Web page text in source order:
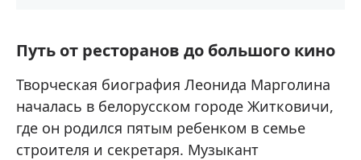
Путь от ресторанов до большого кино
Творческая биография Леонида Марголина
началась в белорусском городе Житковичи,
где он родился пятым ребенком в семье
строителя и секретаря. Музыкант